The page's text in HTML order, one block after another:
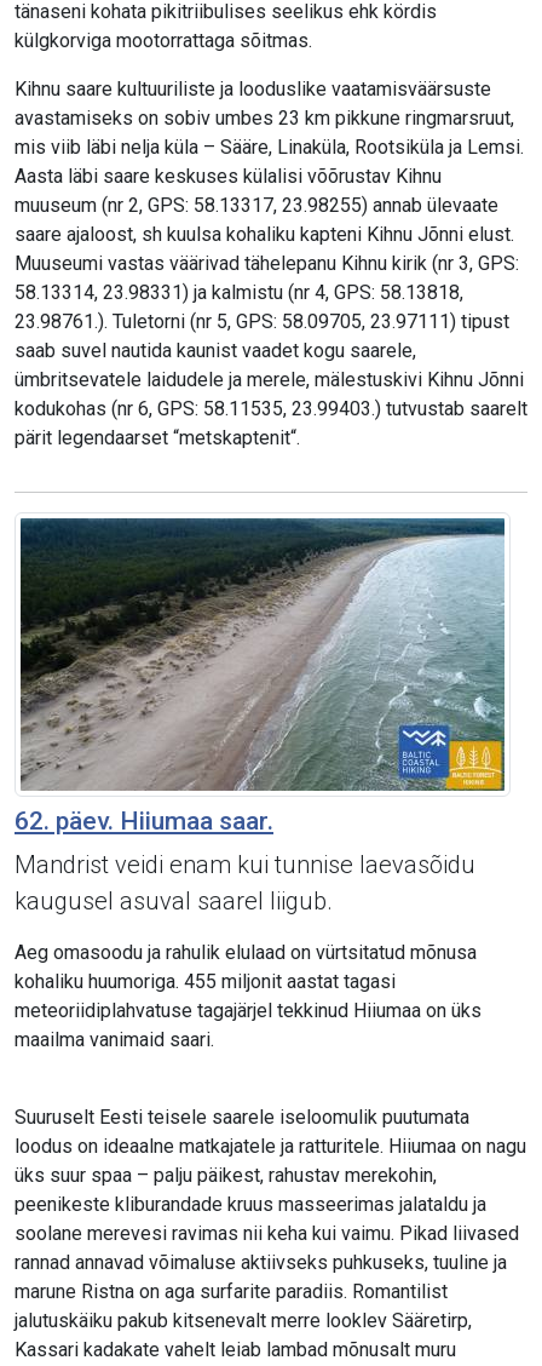
tänaseni kohata pikitriibulises seelikus ehk kördis
külgkorviga mootorrattaga sõitmas.
Kihnu saare kultuuriliste ja looduslike vaatamisväärsuste
avastamiseks on sobiv umbes 23 km pikkune ringmarsruut,
mis viib läbi nelja küla – Sääre, Linaküla, Rootsiküla ja Lemsi.
Aasta läbi saare keskuses külalisi võõrustav Kihnu
muuseum (nr 2, GPS: 58.13317, 23.98255) annab ülevaate
saare ajaloost, sh kuulsa kohaliku kapteni Kihnu Jõnni elust.
Muuseumi vastas väärivad tähelepanu Kihnu kirik (nr 3, GPS:
58.13314, 23.98331) ja kalmistu (nr 4, GPS: 58.13818,
23.98761.). Tuletorni (nr 5, GPS: 58.09705, 23.97111) tipust
saab suvel nautida kaunist vaadet kogu saarele,
ümbritsevatele laidudele ja merele, mälestuskivi Kihnu Jõnni
kodukohas (nr 6, GPS: 58.11535, 23.99403.) tutvustab saarelt
pärit legendaarset “metskaptenit“.
62. päev. Hiiumaa saar.
Mandrist veidi enam kui tunnise laevasõidu
kaugusel asuval saarel liigub.
Aeg omasoodu ja rahulik elulaad on vürtsitatud mõnusa
kohaliku huumoriga. 455 miljonit aastat tagasi
meteoriidiplahvatuse tagajärjel tekkinud Hiiumaa on üks
maailma vanimaid saari.
Suuruselt Eesti teisele saarele iseloomulik puutumata
loodus on ideaalne matkajatele ja ratturitele. Hiiumaa on nagu
üks suur spaa – palju päikest, rahustav merekohin,
peenikeste kliburandade kruus masseerimas jalataldu ja
soolane merevesi ravimas nii keha kui vaimu. Pikad liivased
rannad annavad võimaluse aktiivseks puhkuseks, tuuline ja
marune Ristna on aga surfarite paradiis. Romantilist
jalutuskäiku pakub kitsenevalt merre looklev Sääretirp,
Kassari kadakate vahelt leiab lambad mõnusalt muru